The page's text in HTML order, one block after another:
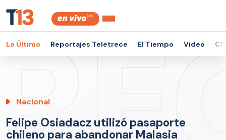
Lo Último Reportajes Teletrece El Tiempo Video
Nacional
Felipe Osiadacz utilizó pasaporte
chileno para abandonar Malasia